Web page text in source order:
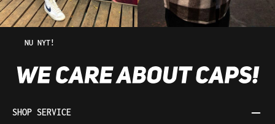
NU NYT!
SHOP SERVICE